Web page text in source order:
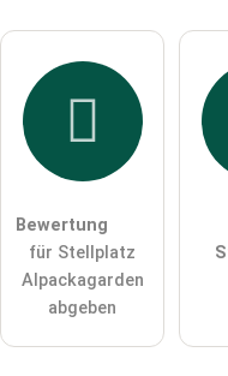
Hiermit akzeptiere
öffentliche Frage
Hinweis:Bitte beachten
Bewertung
für Stellplatz
Alpackagarden
abgeben